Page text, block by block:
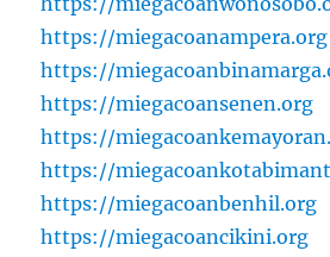
https://miegacoanampera.org
https://
https://miegacoansenen.org
https://
https://
https://miegacoanbenhil.org
https://miegacoancikini.org